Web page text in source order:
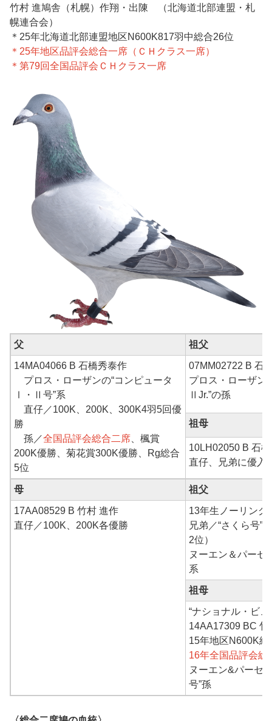
竹村 進鳩舎（札幌）作翔・出陳 （北海道北部連盟・札
幌連合会）
＊25年北海道北部連盟地区N600K817羽中総合26位
＊25年地区品評会総合一席（ＣＨクラス一席）
＊第79回全国品評会ＣＨクラス一席
父 祖父
14MA04066 B 石橋秀泰作
プロス・ローザンの“コンピュータ
Ⅰ・Ⅱ号”系
直仔／100K、200K、300K4羽5回優
勝
孫／全国品評会総合二席 、楓賞
200K優勝、菊花賞300K優勝、Rg総合
5位
07MM02722 B 石
プロス・ローザン
ⅡJr.”の孫
祖母
10LH02050 B 石
直仔、兄弟に優入
母 祖父
17AA08529 B 竹村 進作
直仔／100K、200K各優勝
13年生ノーリング
兄弟／“さくら号”
2位）
ヌーエン＆パーセ
系
祖母
“ナショナル・ビュ
14AA17309 BC 竹
15年地区N600K総
16年全国品評会総
ヌーエン&パーセ
号”孫